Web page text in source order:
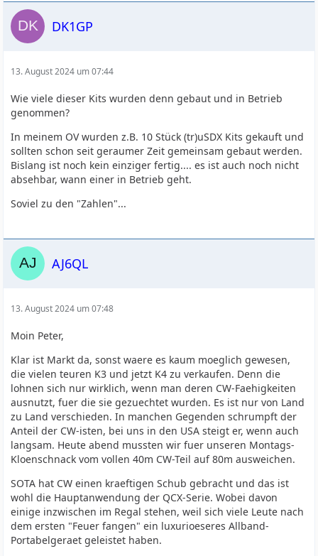
DK1GP
13. August 2024 um 07:44
Wie viele dieser Kits wurden denn gebaut und in Betrieb
genommen?
In meinem OV wurden z.B. 10 Stück (tr)uSDX Kits gekauft und
sollten schon seit geraumer Zeit gemeinsam gebaut werden.
Bislang ist noch kein einziger fertig.... es ist auch noch nicht
absehbar, wann einer in Betrieb geht.
Soviel zu den "Zahlen"...
AJ6QL
13. August 2024 um 07:48
Moin Peter,
Klar ist Markt da, sonst waere es kaum moeglich gewesen,
die vielen teuren K3 und jetzt K4 zu verkaufen. Denn die
lohnen sich nur wirklich, wenn man deren CW-Faehigkeiten
ausnutzt, fuer die sie gezuechtet wurden. Es ist nur von Land
zu Land verschieden. In manchen Gegenden schrumpft der
Anteil der CW-isten, bei uns in den USA steigt er, wenn auch
langsam. Heute abend mussten wir fuer unseren Montags-
Kloenschnack vom vollen 40m CW-Teil auf 80m ausweichen.
SOTA hat CW einen kraeftigen Schub gebracht und das ist
wohl die Hauptanwendung der QCX-Serie. Wobei davon
einige inzwischen im Regal stehen, weil sich viele Leute nach
dem ersten "Feuer fangen" ein luxurioeseres Allband-
Portabelgeraet geleistet haben.